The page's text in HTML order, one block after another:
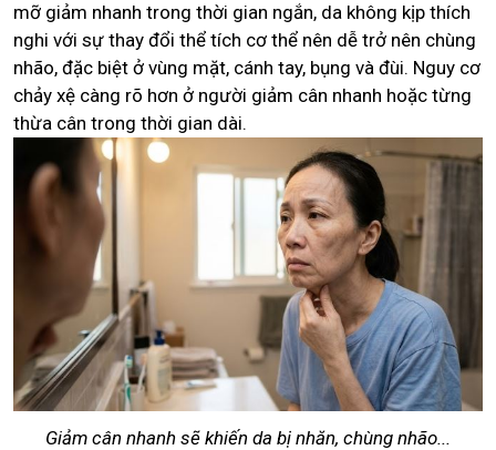
mỡ giảm nhanh trong thời gian ngắn, da không kịp thích
nghi với sự thay đổi thể tích cơ thể nên dễ trở nên chùng
nhão, đặc biệt ở vùng mặt, cánh tay, bụng và đùi. Nguy cơ
chảy xệ càng rõ hơn ở người giảm cân nhanh hoặc từng
thừa cân trong thời gian dài.
Giảm cân nhanh sẽ khiến da bị nhăn, chùng nhão...